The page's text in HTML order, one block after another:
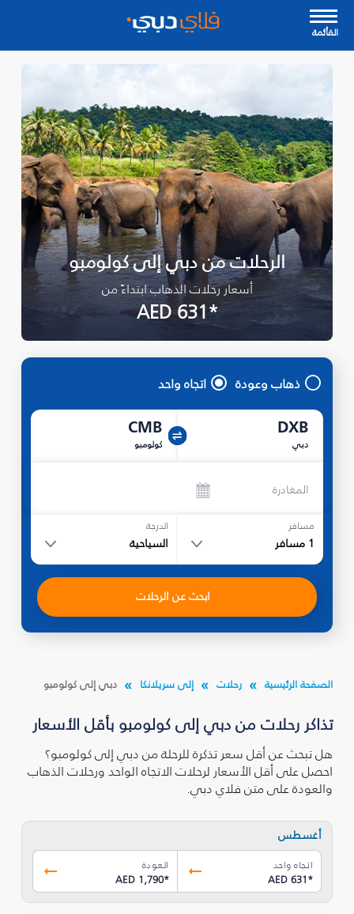
القأئمة
الرحلات من دبي إلى كولومبو
أسعار رحلات الذهاب ابتداءً من
*AED 631
ذهاب وعودة اتجاه واحد
DXB
دبي
CMB
كولومبو
المغادرة
مسافر
1 مسافر
الدرجة
السياحية
ابحث عن الرحلات
الصفحة الرئيسية رحلات إلى سريلانكا دبي إلى كولومبو
تذاكر رحلات من دبي إلى كولومبو بأقل الأسعار
هل تبحث عن أقل سعر تذكرة للرحلة من دبي إلى كولومبو؟
احصل على أقل الأسعار لرحلات الاتجاه الواحد ورحلات الذهاب
والعودة على متن فلاي دبي.
أغسطس
اتجاه واحد
AED 631*
العودة
AED 1,790*